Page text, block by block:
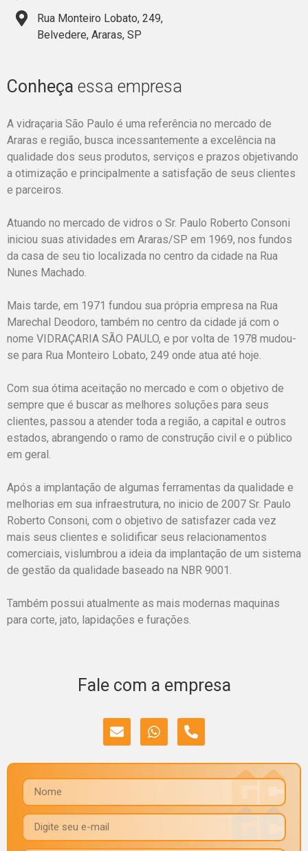
Rua Monteiro Lobato, 249,
Belvedere, Araras, SP
Conheça essa empresa
A vidraçaria São Paulo é uma referência no mercado de
Araras e região, busca incessantemente a excelência na
qualidade dos seus produtos, serviços e prazos objetivando
a otimização e principalmente a satisfação de seus clientes
e parceiros.
Atuando no mercado de vidros o Sr. Paulo Roberto Consoni
iniciou suas atividades em Araras/SP em 1969, nos fundos
da casa de seu tio localizada no centro da cidade na Rua
Nunes Machado.
Mais tarde, em 1971 fundou sua própria empresa na Rua
Marechal Deodoro, também no centro da cidade já com o
nome VIDRAÇARIA SÃO PAULO, e por volta de 1978 mudou-
se para Rua Monteiro Lobato, 249 onde atua até hoje.
Com sua ótima aceitação no mercado e com o objetivo de
sempre que é buscar as melhores soluções para seus
clientes, passou a atender toda a região, a capital e outros
estados, abrangendo o ramo de construção civil e o público
em geral.
Após a implantação de algumas ferramentas da qualidade e
melhorias em sua infraestrutura, no inicio de 2007 Sr. Paulo
Roberto Consoni, com o objetivo de satisfazer cada vez
mais seus clientes e solidificar seus relacionamentos
comerciais, vislumbrou a ideia da implantação de um sistema
de gestão da qualidade baseado na NBR 9001.
Também possui atualmente as mais modernas maquinas
para corte, jato, lapidações e furações.
Fale com a empresa